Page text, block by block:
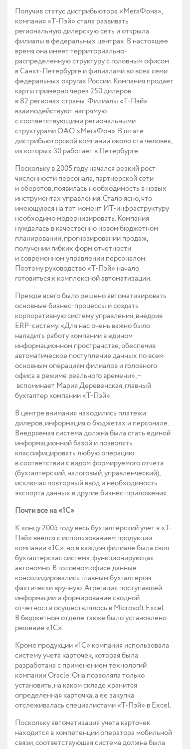
Получив статус дистрибьютора «МегаФона»,
компания «Т-Пэй» стала развивать
региональную дилерскую сеть и открыла
филиалы в федеральных центрах. В настоящее
время она имеет территориально-
распределенную структуру с головным офисом
в Санкт-Петербурге и филиалами во всех семи
федеральных округах России. Компания продает
карты примерно через 250 дилеров
в 82 регионах страны. Филиалы «Т-Пэй»
взаимодействуют напрямую
с соответствующими региональными
структурами ОАО «МегаФон». В штате
дистрибьюторской компании около ста человек,
из которых 30 работает в Петербурге.
Поскольку в 2005 году начался резкий рост
численности персонала, партнерской сети
и оборотов, появилась необходимость в новых
инструментах управления. Стало ясно, что
имеющуюся на тот момент ИТ-инфраструктуру
необходимо модернизировать. Компания
нуждалась в качественно новом бюджетном
планировании, прогнозировании продаж,
получении гибких форм отчетности
и современном управлении персоналом.
Поэтому руководство «Т-Пэй» начало
готовиться к комплексной автоматизации.
Прежде всего было решено автоматизировать
основные бизнес-процессы и создать
корпоративную систему управления, внедрив
ERP-систему. «Для нас очень важно было
наладить работу компании в едином
информационном пространстве, обеспечив
автоматическое поступление данных по всем
основным операциям филиалов и головного
офиса в режиме реального времени», –
вспоминает Мария Деревенская, главный
бухгалтер компании «Т-Пэй».
В центре внимания находились платежи
дилеров, информация о бюджетах и персонале.
Внедряемая система должна была стать единой
информационной базой и позволять
классифицировать любую операцию
в соответствии с видом формируемого отчета
(бухгалтерский, налоговый, управленческий),
исключая повторный ввод и необходимость
экспорта данных в другие бизнес-приложения.
Почти все на «1С»
К концу 2005 году весь бухгалтерский учет в «Т-
Пэй» ввелся с использованием продукции
компании «1С», но в каждом филиале была своя
бухгалтерская система, функционирующая
автономно. В головном офисе данные
консолидировались главным бухгалтером
фактически вручную. Агрегация поступавшей
информации и формирование сводной
отчетности осуществлялось в Microsoft Excel.
В бюджетном отделе также было установлено
решение «1С».
Кроме продукции «1С» компания использовала
систему учета карточек, которая была
разработана с применением технологий
компании Oracle. Она позволяла только
установить, на каком складе хранится
определенная карточка, а ее закупка
отслеживалась специалистами «Т-Пэй» в Excel.
Поскольку автоматизация учета карточек
находится в компетенции оператора мобильной
связи, соответствующая система должна была